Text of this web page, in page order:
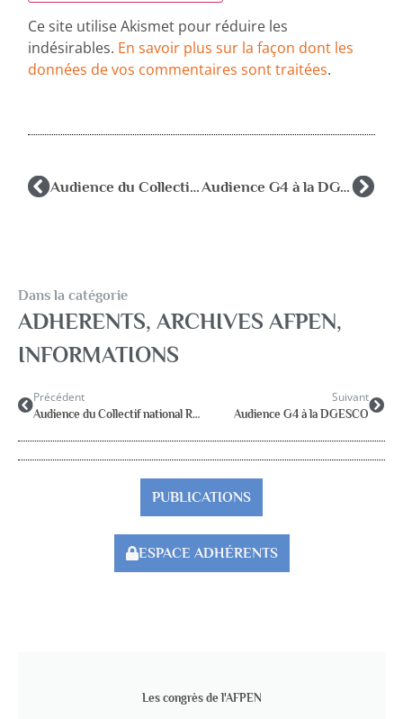
Ce site utilise Akismet pour réduire les
indésirables. En savoir plus sur la façon dont les
données de vos commentaires sont traitées.
Audience du Collectif national RASED Audience G4 à la DGESCO
Dans la catégorie
ADHERENTS, ARCHIVES AFPEN,
INFORMATIONS
Précédent
Audience du Collectif national RASED
Suivant
Audience G4 à la DGESCO
PUBLICATIONS
ESPACE ADHÉRENTS
Les congrès de l'AFPEN